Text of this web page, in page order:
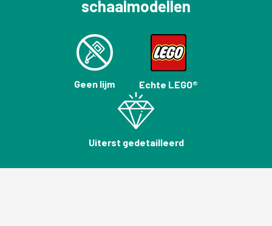
schaalmodellen
Geen lijm Echte LEGO®
Uiterst gedetailleerd